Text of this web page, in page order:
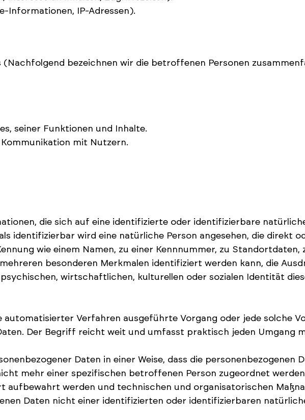
Informationen, IP-Adressen).
bezeichnen wir die betroffenen Personen
seiner Funktionen und Inhalte.
mit Nutzern.
die sich auf eine identifizierte oder identifizierbare
identifizierbar wird eine natürliche Person angesehen, die direkt
wie einem Namen, zu einer Kennnummer, zu Standortdaten,
besonderen Merkmalen identifiziert werden kann, die
wirtschaftlichen, kulturellen oder sozialen Identität
automatisierter Verfahren ausgeführte Vorgang oder jede solche
Der Begriff reicht weit und umfasst praktisch jeden Umgang
Daten in einer Weise, dass die personenbezogenen
mehr einer spezifischen betroffenen Person zugeordnet
aufbewahrt werden und technischen und organisatorischen
Daten nicht einer identifizierten oder identifizierbaren